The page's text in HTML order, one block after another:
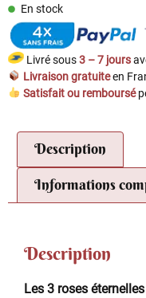
En stock
Livré sous3 – 7 jours
Livraison gratuiteen
Satisfait ou remboursé
Description
Informations
Description
Les 3 roses